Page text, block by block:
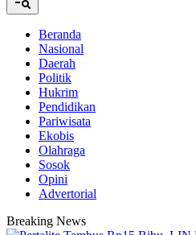
Beranda
Nasional
Daerah
Politik
Hukrim
Pendidikan
Pariwisata
Ekobis
Olahraga
Sosok
Opini
Advertorial
Breaking News